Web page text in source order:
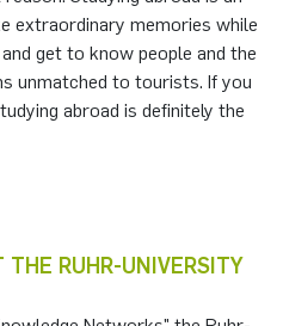
extraordinary memories while
get to know people and the
unmatched to tourists. If you
abroad is definitely the
THE RUHR-UNIVERSITY